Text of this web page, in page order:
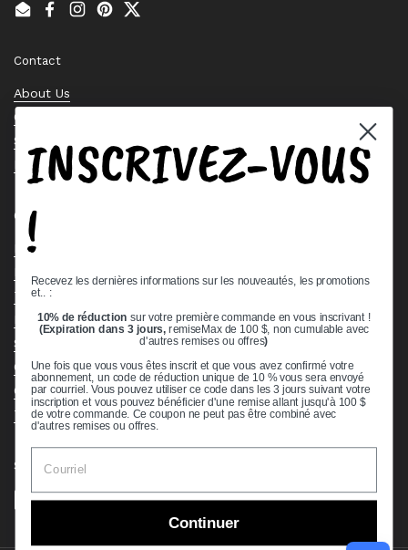
EmailFacebook
Instagram
PinterestTwitter
Contact
About Us
Contact Us
Stock Check
Request a Quote
Quick links
Bearing Knowledge Center
Terms & Conditions
Return & Refund Policy
Shipping Policy
Open Cookie Banner
Comprehensive Guide to Ball Bearings
Track your Order
Supported payment methods
INSCRIVEZ-VOUS
!
Recevez les dernières informations sur les nouveautés, les promotions
et.. :
10% de réduction sur votre première commande en vous inscrivant !
(Expiration dans 3 jours,remiseMax de 100 $, non cumulable avec
d'autres remises ou offres)
Une fois que vous vous êtes inscrit et que vous avez confirmé votre
abonnement, un code de réduction unique de 10 % vous sera envoyé
par courriel. Vous pouvez utiliser ce code dans les 3 jours suivant votre
inscription et vous pouvez bénéficier d'une remise allant jusqu'à 100 $
de votre commande. Ce coupon ne peut pas être combiné avec
d'autres remises ou offres.
Continuer